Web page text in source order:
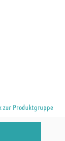
zur Produktgruppe